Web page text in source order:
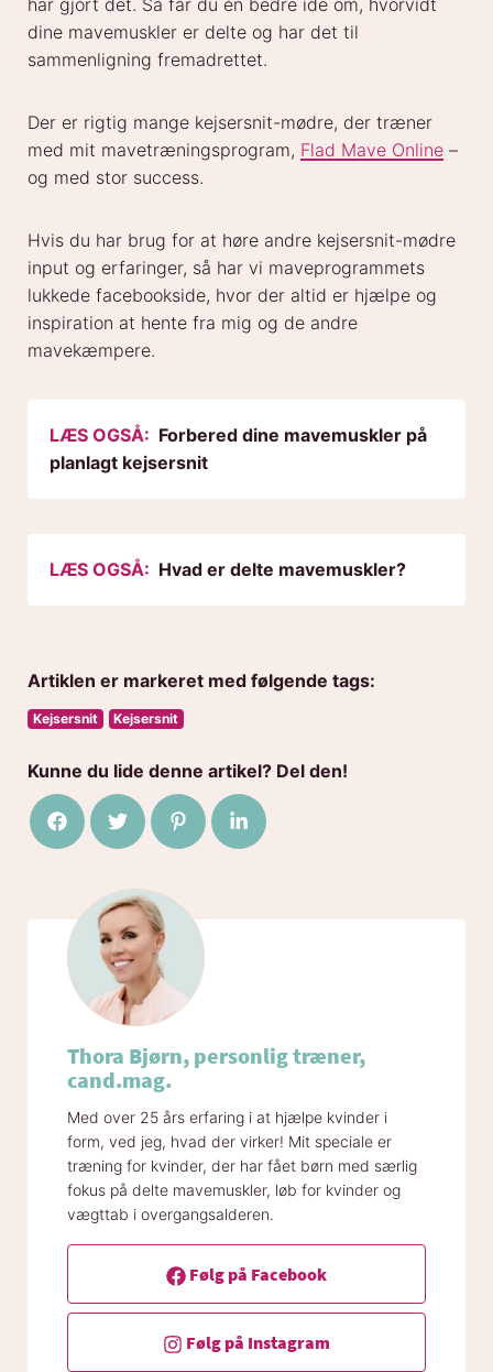
har gjort det. Så får du en bedre ide om, hvorvidt
dine mavemuskler er delte og har det til
sammenligning fremadrettet.
Der er rigtig mange kejsersnit-mødre, der træner
med mit mavetræningsprogram, Flad Mave Online –
og med stor success.
Hvis du har brug for at høre andre kejsersnit-mødre
input og erfaringer, så har vi maveprogrammets
lukkede facebookside, hvor der altid er hjælpe og
inspiration at hente fra mig og de andre
mavekæmpere.
LÆS OGSÅ: Forbered dine mavemuskler på
planlagt kejsersnit
LÆS OGSÅ: Hvad er delte mavemuskler?
Artiklen er markeret med følgende tags:
Kejsersnit Kejsersnit
Kunne du lide denne artikel? Del den!
Del på Facebook
Del på TwitterDel på Pinterest
Del på LinkedIn
Thora Bjørn, personlig træner,
cand.mag.
Med over 25 års erfaring i at hjælpe kvinder i
form, ved jeg, hvad der virker! Mit speciale er
træning for kvinder, der har fået børn med særlig
fokus på delte mavemuskler, løb for kvinder og
vægttab i overgangsalderen.
Følg på Facebook
Følg på Instagram